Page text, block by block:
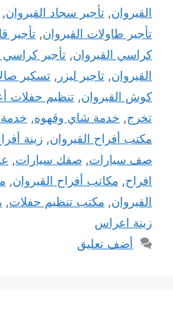
القيروان, تأجير سجاد القيروان,
تأجير طاولات القيروان, تأجير
كراسي القيروان, تأجير
القيروان, تاجير ليزر , تسكير
كوش القيروان, تنظيم حفلات
تخرج, خدمة شاي وقهوه, خدمة
مكتب أفراح القيروان, زينة
صف سيارات, صفك سيارات,
افراح, مكاتب أفراح القيروان,
القيروان, مكتب تنظيم حفلات,
زينة اعراس
أضف تعليق